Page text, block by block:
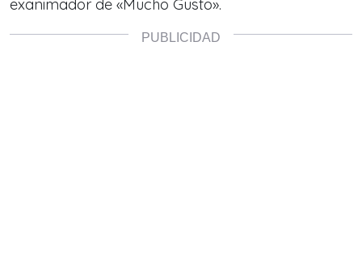
exanimador de «Mucho Gusto».